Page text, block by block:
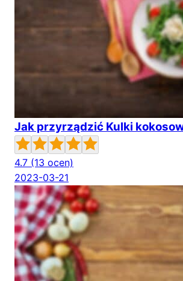
Jak przyrządzić Kulki
4.7 (13 ocen)
2023-03-21